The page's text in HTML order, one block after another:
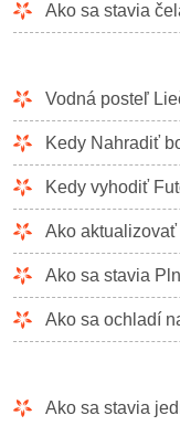
Ako sa stavia
Vodná posteľ
Kedy Nahradiť
Kedy vyhodiť
Ako
Ako sa stavia